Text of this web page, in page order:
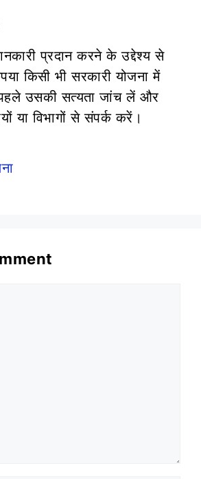
प्रदान करने के उद्देश्य से
किसी भी सरकारी योजना में
उसकी सत्यता जांच लें और
या विभागों से संपर्क करें।